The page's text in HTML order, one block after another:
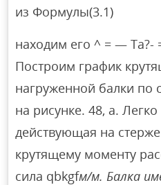
из Формулы(3.1)
находим его ^ = — Та?-
Построим график
нагруженной балки по
на рисунке. 48, а.
действующая на
крутящему моменту
сила qbkgfм/м. Балка